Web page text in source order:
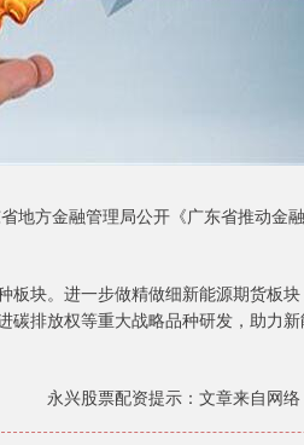
方金融管理局公开《广东省推动金
块。进一步做精做细新能源期货板块
排放权等重大战略品种研发，助力
永兴股票配资提示：文章来自网络